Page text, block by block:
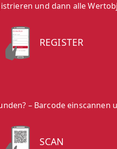
und dann alle
REGISTER
– Barcode
SCAN